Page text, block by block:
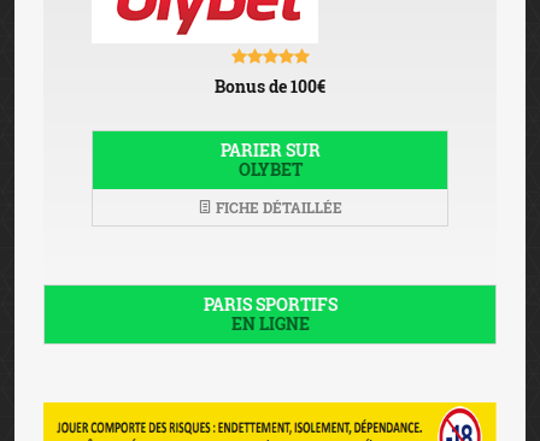
Bonus de 100€
PARIER SUR
OLYBET
FICHE DÉTAILLÉE
PARIS SPORTIFS
EN LIGNE